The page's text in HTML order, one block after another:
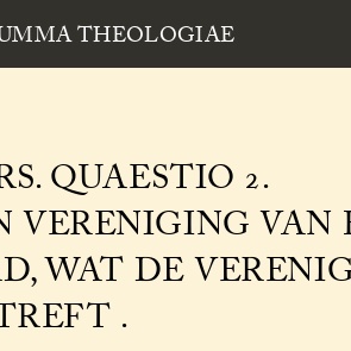
THEOLOGIAE
QUAESTIO 2.
VERENIGING VAN
WAT DE
.